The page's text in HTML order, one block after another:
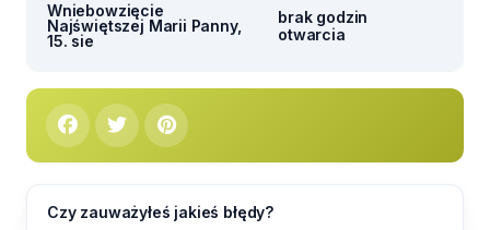
Wniebowzięcie
Najświętszej Marii Panny,
15. sie
brak godzin
otwarcia
Czy zauważyłeś jakieś błędy?